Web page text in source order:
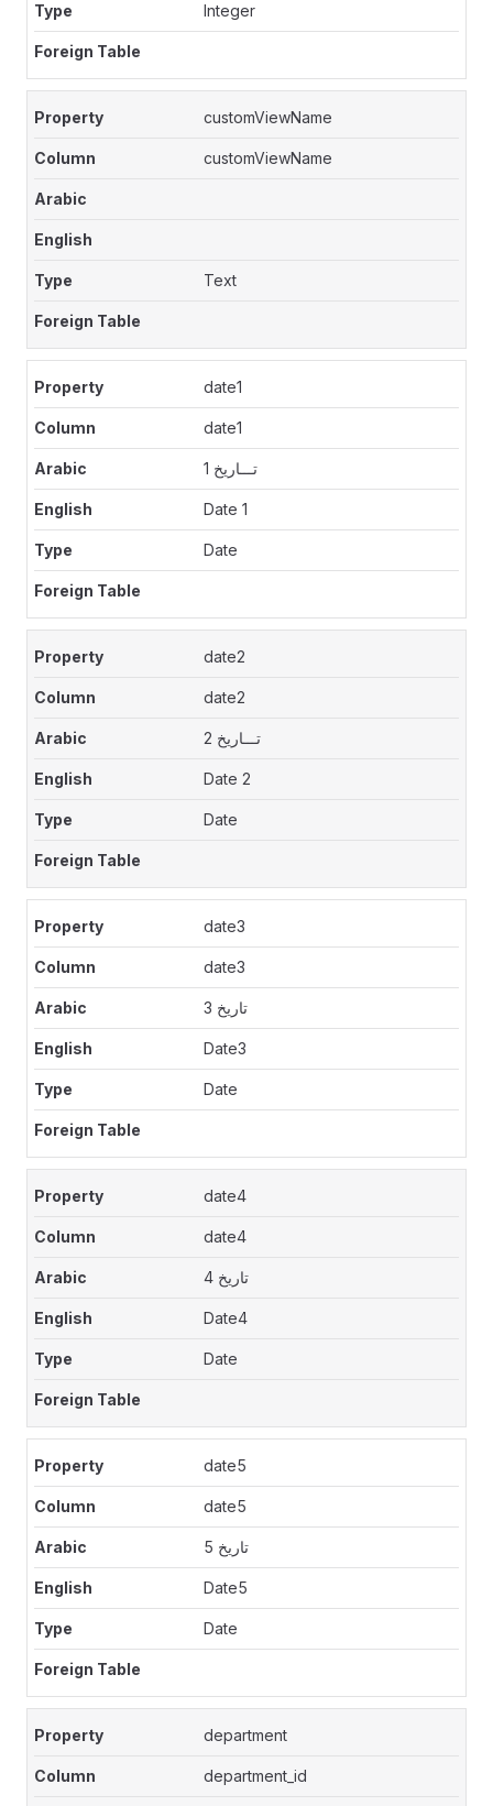
Integer
customViewName
customViewName
Text
date1
date1
تـــاريخ 1
Date 1
Date
date2
date2
تـــاريخ 2
Date 2
Date
date3
date3
تاريخ 3
Date3
Date
date4
date4
تاريخ 4
Date4
Date
date5
date5
تاريخ 5
Date5
Date
department
department_id